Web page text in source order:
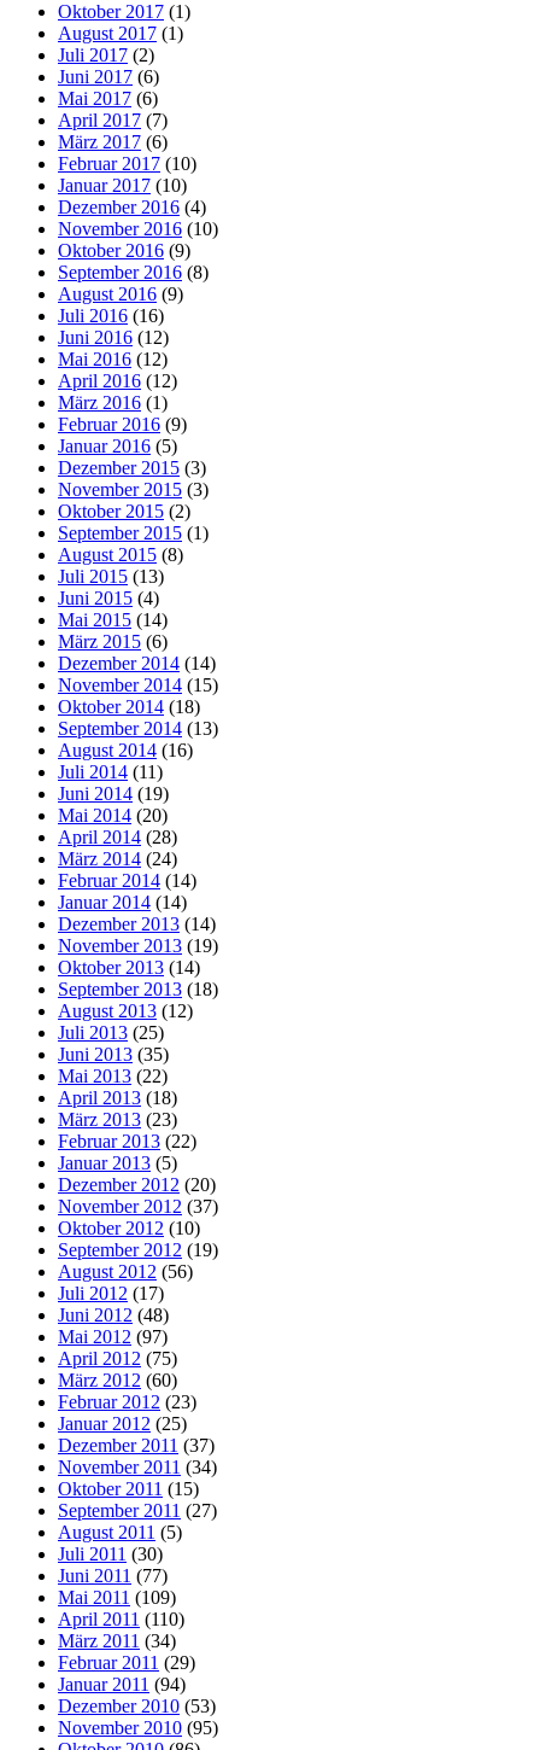
Oktober 2017 (1)
August 2017 (1)
Juli 2017 (2)
Juni 2017 (6)
Mai 2017 (6)
April 2017 (7)
März 2017 (6)
Februar 2017 (10)
Januar 2017 (10)
Dezember 2016 (4)
November 2016 (10)
Oktober 2016 (9)
September 2016 (8)
August 2016 (9)
Juli 2016 (16)
Juni 2016 (12)
Mai 2016 (12)
April 2016 (12)
März 2016 (1)
Februar 2016 (9)
Januar 2016 (5)
Dezember 2015 (3)
November 2015 (3)
Oktober 2015 (2)
September 2015 (1)
August 2015 (8)
Juli 2015 (13)
Juni 2015 (4)
Mai 2015 (14)
März 2015 (6)
Dezember 2014 (14)
November 2014 (15)
Oktober 2014 (18)
September 2014 (13)
August 2014 (16)
Juli 2014 (11)
Juni 2014 (19)
Mai 2014 (20)
April 2014 (28)
März 2014 (24)
Februar 2014 (14)
Januar 2014 (14)
Dezember 2013 (14)
November 2013 (19)
Oktober 2013 (14)
September 2013 (18)
August 2013 (12)
Juli 2013 (25)
Juni 2013 (35)
Mai 2013 (22)
April 2013 (18)
März 2013 (23)
Februar 2013 (22)
Januar 2013 (5)
Dezember 2012 (20)
November 2012 (37)
Oktober 2012 (10)
September 2012 (19)
August 2012 (56)
Juli 2012 (17)
Juni 2012 (48)
Mai 2012 (97)
April 2012 (75)
März 2012 (60)
Februar 2012 (23)
Januar 2012 (25)
Dezember 2011 (37)
November 2011 (34)
Oktober 2011 (15)
September 2011 (27)
August 2011 (5)
Juli 2011 (30)
Juni 2011 (77)
Mai 2011 (109)
April 2011 (110)
März 2011 (34)
Februar 2011 (29)
Januar 2011 (94)
Dezember 2010 (53)
November 2010 (95)